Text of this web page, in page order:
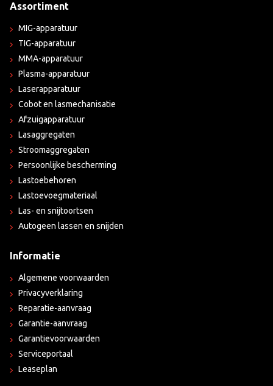
Assortiment
MIG-apparatuur
TIG-apparatuur
MMA-apparatuur
Plasma-apparatuur
Laserapparatuur
Cobot en lasmechanisatie
Afzuigapparatuur
Lasaggregaten
Stroomaggregaten
Persoonlijke bescherming
Lastoebehoren
Lastoevoegmateriaal
Las- en snijtoortsen
Autogeen lassen en snijden
Informatie
Algemene voorwaarden
Privacyverklaring
Reparatie-aanvraag
Garantie-aanvraag
Garantievoorwaarden
Serviceportaal
Leaseplan